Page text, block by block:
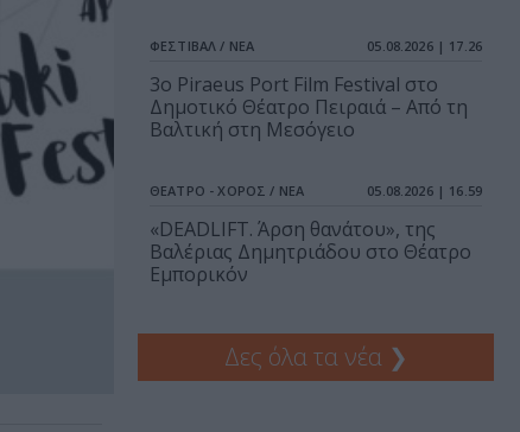
ΦΕΣΤΙΒΑΛ / ΝΕΑ 05.08.2026 | 17.26
3o Piraeus Port Film Festival στο
Δημοτικό Θέατρο Πειραιά – Από τη
Βαλτική στη Μεσόγειο
ΘΕΑΤΡΟ - ΧΟΡΟΣ / ΝΕΑ 05.08.2026 | 16.59
«DEADLIFT. Άρση θανάτου», της
Βαλέριας Δημητριάδου στο Θέατρο
Εμπορικόν
Δες όλα τα νέα ❯